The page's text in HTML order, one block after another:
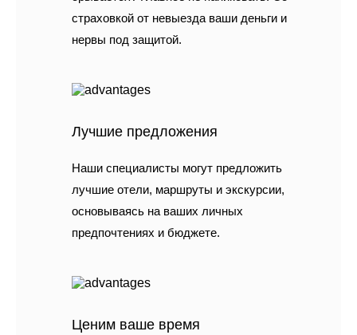
страховкой от невыезда ваши деньги и
нервы под защитой.
Лучшие предложения
Наши специалисты могут предложить
лучшие отели, маршруты и экскурсии,
основываясь на ваших личных
предпочтениях и бюджете.
Ценим ваше время